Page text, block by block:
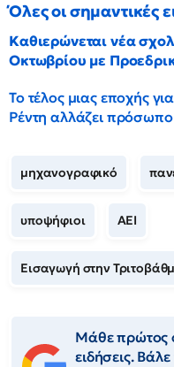
Όλες οι σημαντικές
Καθιερώνεται νέα
Οκτωβρίου με
Το τέλος μιας εποχής
Ρέντη αλλάζει πρόσωπο
μηχανογραφικό
υποψήφιοι ΑΕΙ
Εισαγωγή στην
Μάθε πρώτος
ειδήσεις.